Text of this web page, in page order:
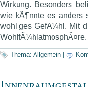
Wirkung. Besonders
wie kÃ¶nnte es anders
wohliges GefÃ¼hl. Mit
WohlfÃ¼hlatmosphÃ¤re.
Thema: Allgemein